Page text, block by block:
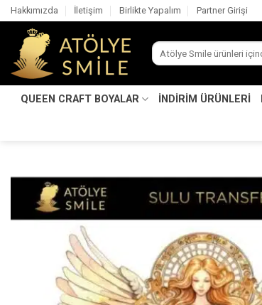
İçeriğe
atla
Hakkımızda İletişim Birlikte Yapalım Partner Girişi
Ara:
QUEEN CRAFT BOYALAR İNDİRİM ÜRÜNLERİ